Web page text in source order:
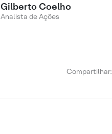
Gilberto Coelho
Analista de Ações
Compartilhar: